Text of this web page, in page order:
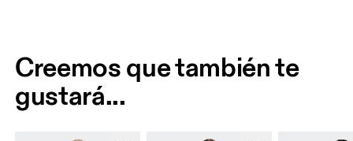
Creemos que también te
gustará...